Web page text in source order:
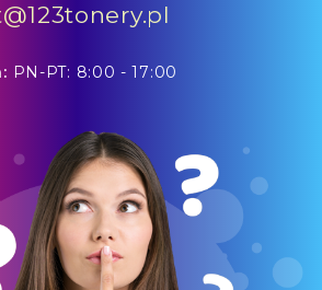
PN-PT: 8:00 - 17:00